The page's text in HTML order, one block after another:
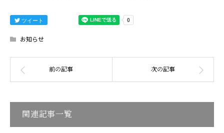
ツイート
お知らせ
関連記事一覧